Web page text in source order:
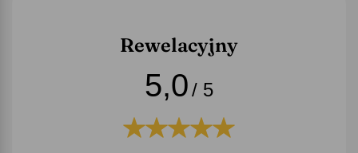
Rewelacyjny
5,0/ 5